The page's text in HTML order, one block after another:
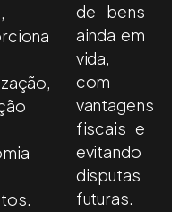
de bens
ainda em
vida,
com
vantagens
fiscais e
evitando
disputas
futuras.